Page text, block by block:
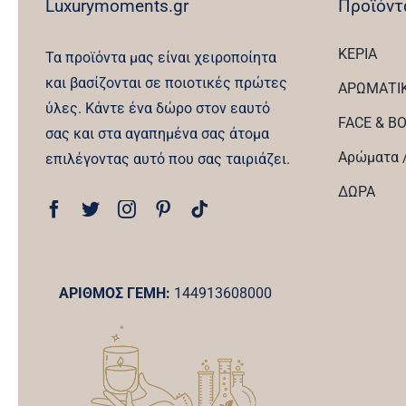
Luxurymoments.gr
Τα προϊόντα μας είναι χειροποίητα
και βασίζονται σε ποιοτικές πρώτες
ύλες. Κάντε ένα δώρο στον εαυτό
σας και στα αγαπημένα σας άτομα
επιλέγοντας αυτό που σας ταιριάζει.
ΚΕΡΙΑ
FACE &
Αρώματα
ΔΩΡΑ
ΑΡΙΘΜΟΣ ΓΕΜΗ: 144913608000